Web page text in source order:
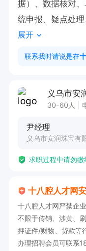
据）、数据核对
统申报、疑点处理
3.账务与合规 电
证编制与装订；
接货代、报关行、
5.其他完成领导
1.大专及以上，
2.3年以上电商行
全流程实操，有
3.熟悉电商平台
子税务局、出口
展开
联系我时请说是在
义乌市安
30-60人
尹经理
义乌市安润珠宝有
求职过程中请勿缴
十八腔人才网
十八腔人才网严禁企
不限于传销、涉黄、
押证件/财物、贷款等
办理招聘会员可联系